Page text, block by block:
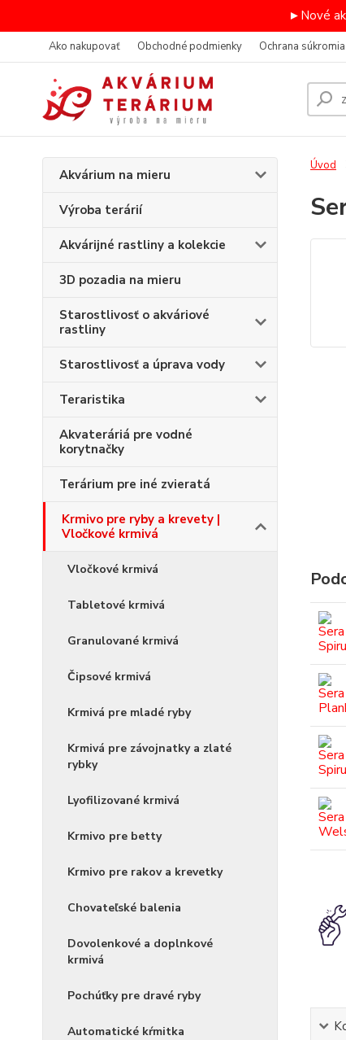
►Nové
Ako nakupovať Obchodné podmienky Ochrana súkromia
Akvárium na mieru
Výroba terárií
Akvárijné rastliny a kolekcie
3D pozadia na mieru
Starostlivosť o akváriové
rastliny
Starostlivosť a úprava vody
Teraristika
Akvateráriá pre vodné
korytnačky
Terárium pre iné zvieratá
Krmivo pre ryby a krevety |
Vločkové krmivá
Vločkové krmivá
Tabletové krmivá
Granulované krmivá
Čipsové krmivá
Krmivá pre mladé ryby
Krmivá pre závojnatky a zlaté
rybky
Lyofilizované krmivá
Krmivo pre betty
Krmivo pre rakov a krevetky
Chovateľské balenia
Dovolenkové a doplnkové
krmivá
Pochúťky pre dravé ryby
Automatické kŕmitka
Úvod